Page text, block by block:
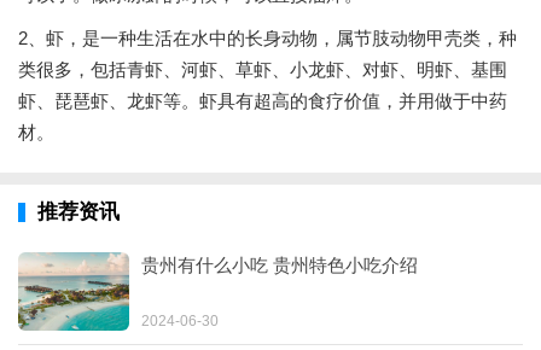
2、虾，是一种生活在水中的长身动物，属节肢动物甲壳类，种
类很多，包括青虾、河虾、草虾、小龙虾、对虾、明虾、基围
虾、琵琶虾、龙虾等。虾具有超高的食疗价值，并用做于中药
材。
推荐资讯
贵州有什么小吃 贵州特色小吃介绍
2024-06-30